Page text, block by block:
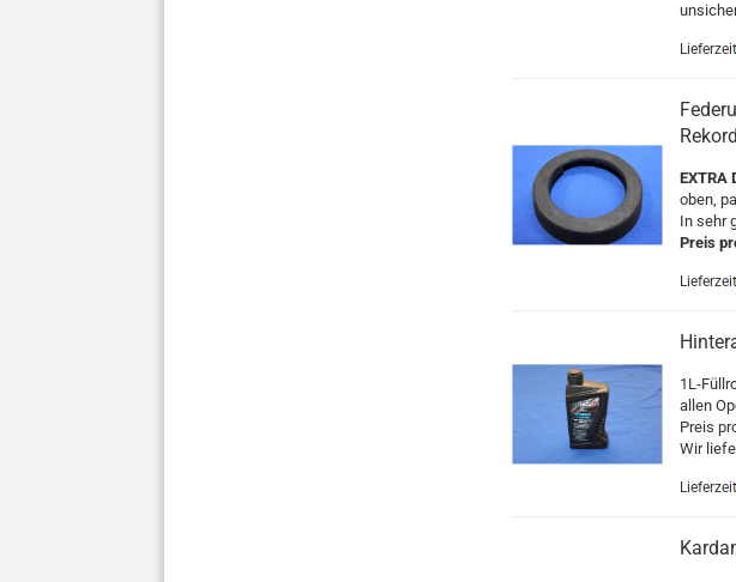
EXTRA
oben,
In sehr
Preis
1L-
allen
Preis
Wir